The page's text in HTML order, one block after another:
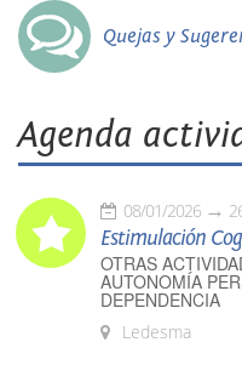
Quejas y
Agenda
08/01/2026
Estimulación
OTRAS
AUTONOMÍA
DEPENDENCIA
Ledesma